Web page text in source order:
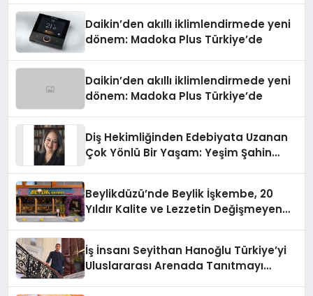
Daikin’den akıllı iklimlendirmede yeni
dönem: Madoka Plus Türkiye’de
Daikin’den akıllı iklimlendirmede yeni
dönem: Madoka Plus Türkiye’de
Diş Hekimliğinden Edebiyata Uzanan
Çok Yönlü Bir Yaşam: Yeşim Şahin
Beylikdüzü’nde Beylik İşkembe, 20
Yıldır Kalite ve Lezzetin Değişmeyen
İş İnsanı Seyithan Hanoğlu Türkiye’yi
Uluslararası Arenada Tanıtmayı